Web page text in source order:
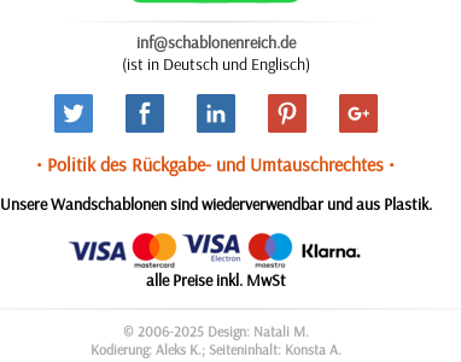
inf@schablonenreich.de
(ist in Deutsch und Englisch)
• Politik des Rückgabe- und Umtauschrechtes •
Unsere Wandschablonen sind wiederverwendbar und aus Plastik.
alle Preise inkl. MwSt
© 2006-2025 Design: Natali M.
Kodierung: Aleks K.; Seiteninhalt: Konsta A.